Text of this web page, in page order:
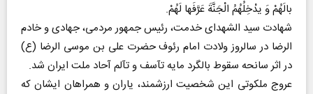
بالَهُمْ وَ یدْخِلُهُمُ الْجَنَّةَ عَرَّفَها لَهُمْ.
شهادت سید الشهدای خدمت، رئیس جمهور مردمی، جهادی و خادم
الرضا در سالروز ولادت امام رئوف حضرت علی بن موسی الرضا (ع)
در اثر سانحه سقوط بالگرد مایه تآسف و تآلم آحاد ملت ایران شد.
عروج ملکوتی این شخصیت ارزشمند، یاران و همراهان ایشان که